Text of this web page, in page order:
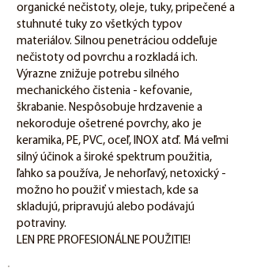
organické nečistoty, oleje, tuky, pripečené a
stuhnuté tuky zo všetkých typov
materiálov. Silnou penetráciou oddeľuje
nečistoty od povrchu a rozkladá ich.
Výrazne znižuje potrebu silného
mechanického čistenia - kefovanie,
škrabanie. Nespôsobuje hrdzavenie a
nekoroduje ošetrené povrchy, ako je
keramika, PE, PVC, oceľ, INOX atď. Má veľmi
silný účinok a široké spektrum použitia,
ľahko sa používa, Je nehorľavý, netoxický -
možno ho použiť v miestach, kde sa
skladujú, pripravujú alebo podávajú
potraviny.
LEN PRE PROFESIONÁLNE POUŽITIE!